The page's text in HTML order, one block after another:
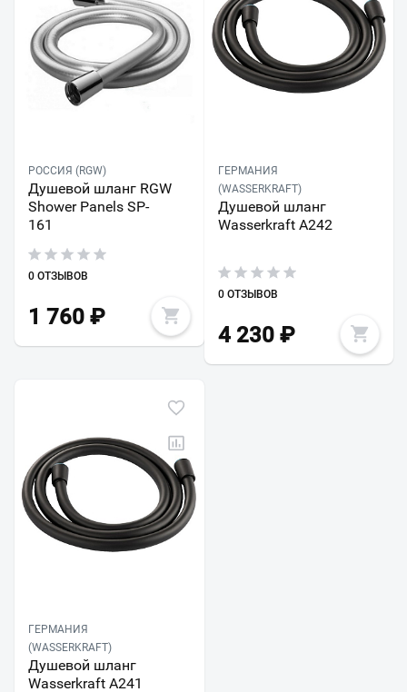
РОССИЯ (RGW)
Душевой шланг RGW
Shower Panels SP-
161
0 ОТЗЫВОВ
1 760 ₽
ГЕРМАНИЯ
(WASSERKRAFT)
Душевой шланг
Wasserkraft A242
0 ОТЗЫВОВ
4 230₽
ГЕРМАНИЯ
(WASSERKRAFT)
Душевой шланг
Wasserkraft A241